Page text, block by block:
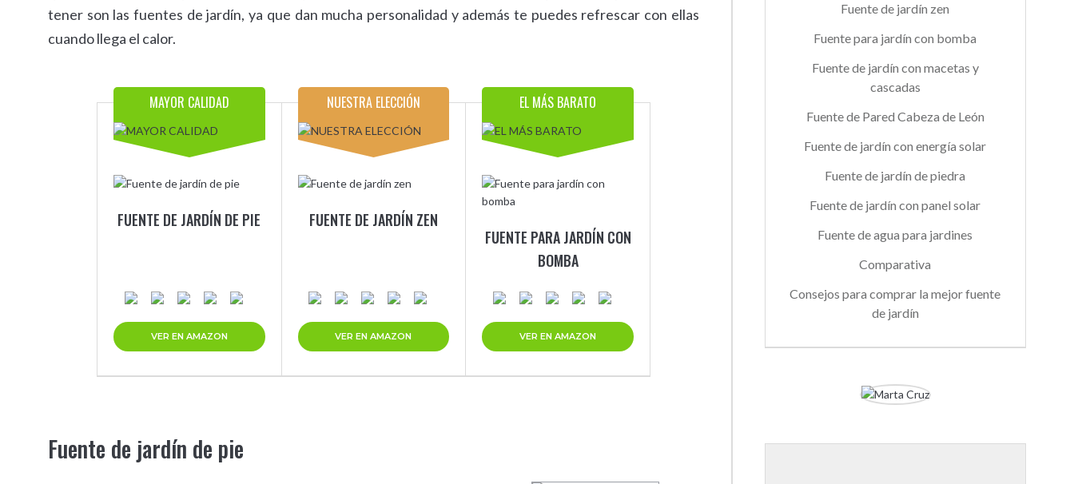
tener son las fuentes de jardín, ya que dan mucha personalidad y además te puedes refrescar con ellas
cuando llega el calor.
MAYOR CALIDAD
FUENTE DE JARDÍN DE PIE
VER EN AMAZON
NUESTRA ELECCIÓN
FUENTE DE JARDÍN ZEN
VER EN AMAZON
EL MÁS BARATO
FUENTE PARA JARDÍN CON
BOMBA
VER EN AMAZON
Fuente de jardín de pie
Fuente de jardín zen
Fuente para jardín con bomba
Fuente de jardín con macetas y
cascadas
Fuente de Pared Cabeza de León
Fuente de jardín con energía solar
Fuente de jardín de piedra
Fuente de jardín con panel solar
Fuente de agua para jardines
Comparativa
Consejos para comprar la mejor fuente
de jardín